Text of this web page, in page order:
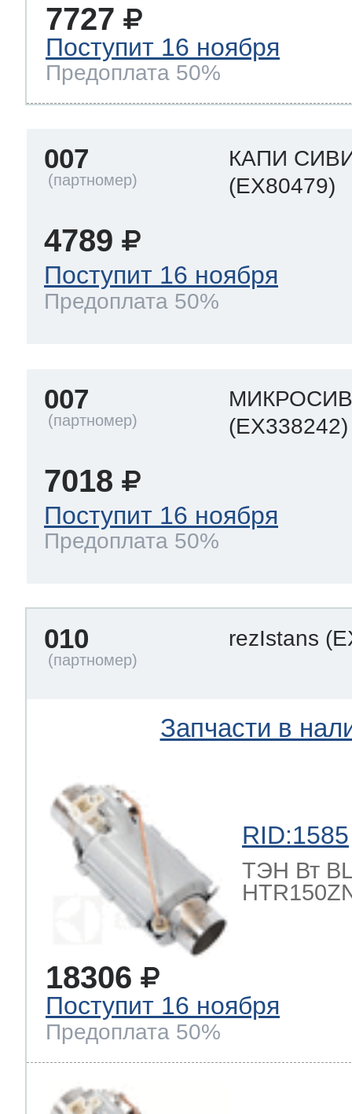
7727
Поступит 16 ноября
Предоплата 50%
007
КАПИ
(EX80479)
4789
Поступит 16 ноября
Предоплата 50%
007
(EX338242)
7018
Поступит 16 ноября
Предоплата 50%
010 rezIstans
Запчасти в
RID:1585
ТЭН Вт
18306
Поступит 16 ноября
Предоплата 50%